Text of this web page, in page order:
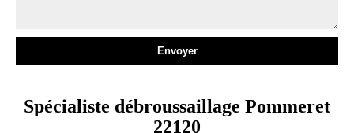
Spécialiste débroussaillage Pommeret
22120